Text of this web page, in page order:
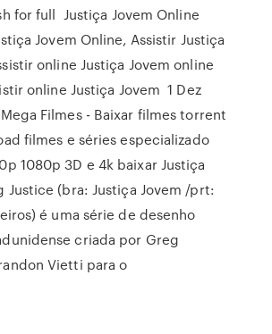
for full Justiça Jovem Online
Jovem Online, Assistir Justiça
online Justiça Jovem online
online Justiça Jovem 1 Dez
Filmes - Baixar filmes torrent
filmes e séries especializado
1080p 3D e 4k baixar Justiça
Justice (bra: Justiça Jovem /prt:
é uma série de desenho
criada por Greg
Vietti para o